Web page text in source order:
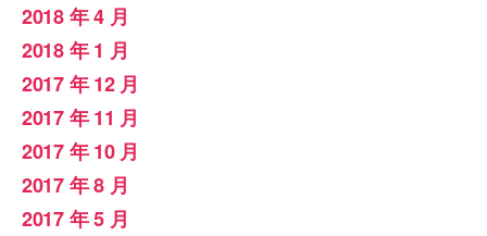
2018 年 4 月
2018 年 1 月
2017 年 12 月
2017 年 11 月
2017 年 10 月
2017 年 8 月
2017 年 5 月